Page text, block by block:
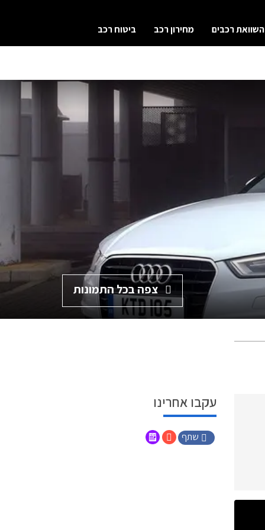
השוואת רכבים מחירון רכב ביטוח רכב
צפה בכל התמונות
עקבו אחרינו
שתף